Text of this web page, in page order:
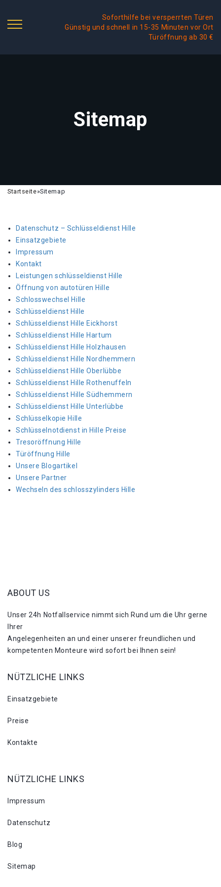
Soforthilfe bei versperrten Türen
Günstig und schnell in 15-35 Minuten vor Ort
Türöffnung ab 30 €
Sitemap
Startseite»Sitemap
Datenschutz – Schlüsseldienst Hille
Einsatzgebiete
Impressum
Kontakt
Leistungen schlüsseldienst Hille
Öffnung von autotüren Hille
Schlosswechsel Hille
Schlüsseldienst Hille
Schlüsseldienst Hille Eickhorst
Schlüsseldienst Hille Hartum
Schlüsseldienst Hille Holzhausen
Schlüsseldienst Hille Nordhemmern
Schlüsseldienst Hille Oberlübbe
Schlüsseldienst Hille Rothenuffeln
Schlüsseldienst Hille Südhemmern
Schlüsseldienst Hille Unterlübbe
Schlüsselkopie Hille
Schlüsselnotdienst in Hille Preise
Tresoröffnung Hille
Türöffnung Hille
Unsere Blogartikel
Unsere Partner
Wechseln des schlosszylinders Hille
ABOUT US
Unser 24h Notfallservice nimmt sich Rund um die Uhr gerne
Ihrer
Angelegenheiten an und einer unserer freundlichen und
kompetenten Monteure wird sofort bei Ihnen sein!
NÜTZLICHE LINKS
Einsatzgebiete
Preise
Kontakte
NÜTZLICHE LINKS
Impressum
Datenschutz
Blog
Sitemap